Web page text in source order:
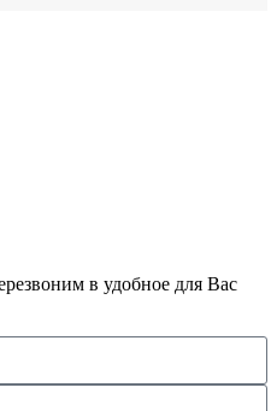
в удобное для Вас